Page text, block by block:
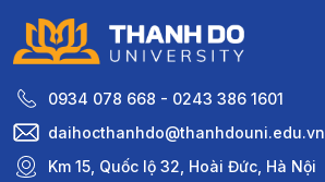
0934 078 668 - 0243 386 1601
daihocthanhdo@thanhdouni.edu.vn
Km 15, Quốc lộ 32, Hoài Đức, Hà Nội